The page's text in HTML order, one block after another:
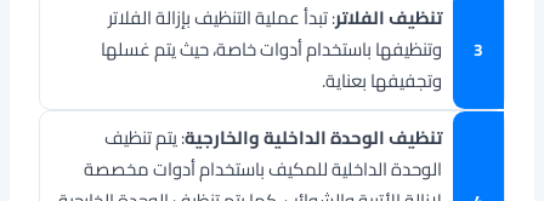
تنظيف الفلاتر: تبدأ عملية التنظيف بإزالة الفلاتر
وتنظيفها باستخدام أدوات خاصة، حيث يتم غسلها
وتجفيفها بعناية.
تنظيف الوحدة الداخلية والخارجية: يتم تنظيف
الوحدة الداخلية للمكيف باستخدام أدوات مخصصة